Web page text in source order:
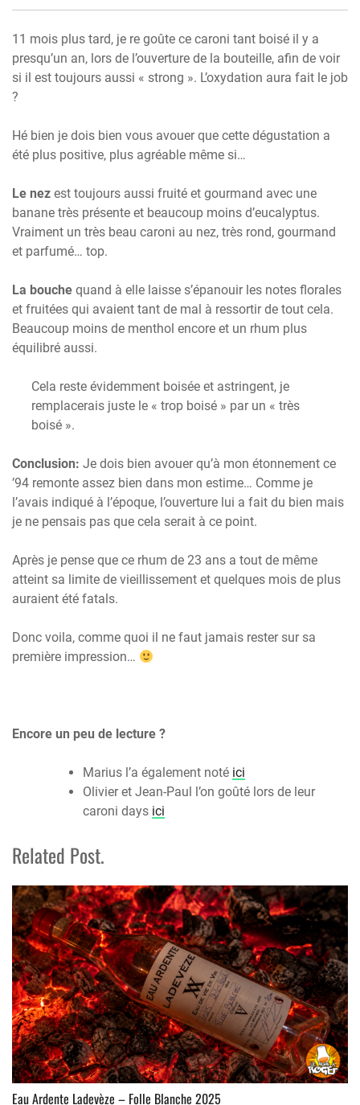
11 mois plus tard, je re goûte ce caroni tant boisé il y a
presqu’un an, lors de l’ouverture de la bouteille, afin de voir
si il est toujours aussi « strong ». L’oxydation aura fait le job
?
Hé bien je dois bien vous avouer que cette dégustation a
été plus positive, plus agréable même si…
Le nez est toujours aussi fruité et gourmand avec une
banane très présente et beaucoup moins d’eucalyptus.
Vraiment un très beau caroni au nez, très rond, gourmand
et parfumé… top.
La bouche quand à elle laisse s’épanouir les notes florales
et fruitées qui avaient tant de mal à ressortir de tout cela.
Beaucoup moins de menthol encore et un rhum plus
équilibré aussi.
Cela reste évidemment boisée et astringent, je
remplacerais juste le « trop boisé » par un « très
boisé ».
Conclusion: Je dois bien avouer qu’à mon étonnement ce
’94 remonte assez bien dans mon estime… Comme je
l’avais indiqué à l’époque, l’ouverture lui a fait du bien mais
je ne pensais pas que cela serait à ce point.
Après je pense que ce rhum de 23 ans a tout de même
atteint sa limite de vieillissement et quelques mois de plus
auraient été fatals.
Donc voila, comme quoi il ne faut jamais rester sur sa
première impression…
Encore un peu de lecture ?
Marius l’a également noté ici
Olivier et Jean-Paul l’on goûté lors de leur
caroni days ici
Related Post.
Eau Ardente Ladevèze – Folle Blanche 2025